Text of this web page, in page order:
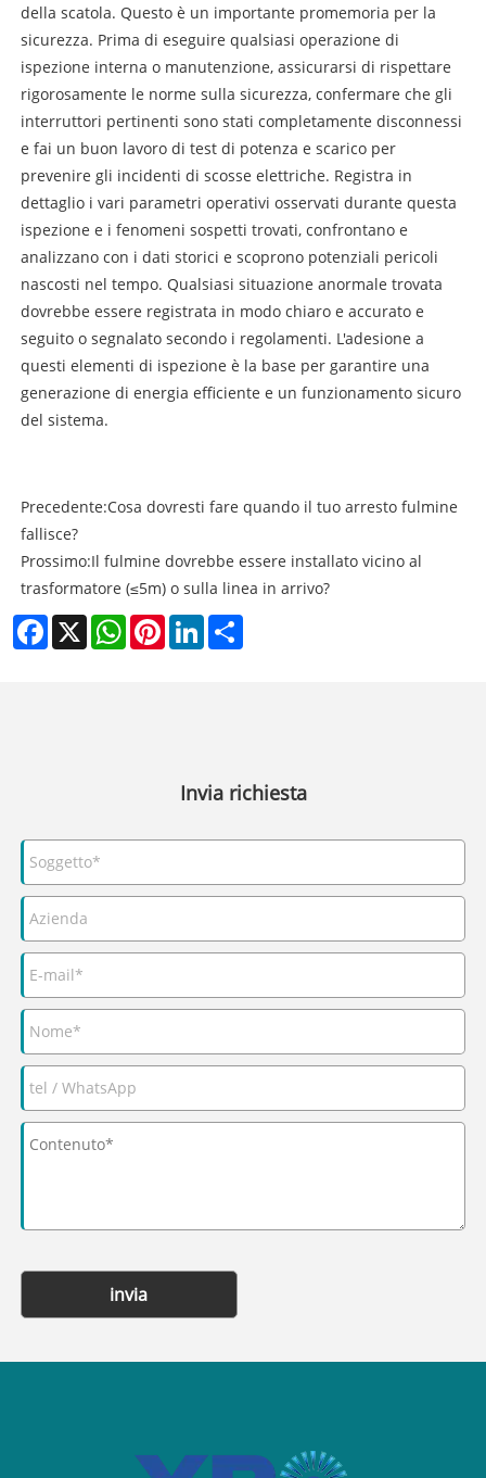
della scatola. Questo è un importante promemoria per la
sicurezza. Prima di eseguire qualsiasi operazione di
ispezione interna o manutenzione, assicurarsi di rispettare
rigorosamente le norme sulla sicurezza, confermare che gli
interruttori pertinenti sono stati completamente disconnessi
e fai un buon lavoro di test di potenza e scarico per
prevenire gli incidenti di scosse elettriche. Registra in
dettaglio i vari parametri operativi osservati durante questa
ispezione e i fenomeni sospetti trovati, confrontano e
analizzano con i dati storici e scoprono potenziali pericoli
nascosti nel tempo. Qualsiasi situazione anormale trovata
dovrebbe essere registrata in modo chiaro e accurato e
seguito o segnalato secondo i regolamenti. L'adesione a
questi elementi di ispezione è la base per garantire una
generazione di energia efficiente e un funzionamento sicuro
del sistema.
Precedente:Cosa dovresti fare quando il tuo arresto fulmine
fallisce?
Prossimo:Il fulmine dovrebbe essere installato vicino al
trasformatore (≤5m) o sulla linea in arrivo?
Facebook
X WhatsAppPinterestLinkedIn
Invia richiesta
invia